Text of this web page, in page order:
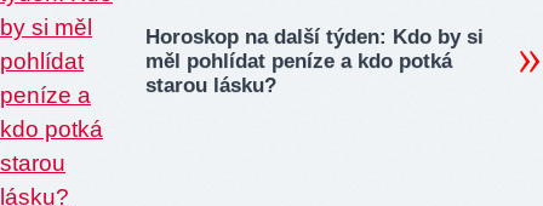
Horoskop na další týden: Kdo by si
měl pohlídat peníze a kdo potká
starou lásku?